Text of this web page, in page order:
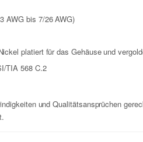
AWG bis 7/26 AWG)
platiert für das Gehäuse und
TIA 568 C.2
und Qualitätsansprüchen